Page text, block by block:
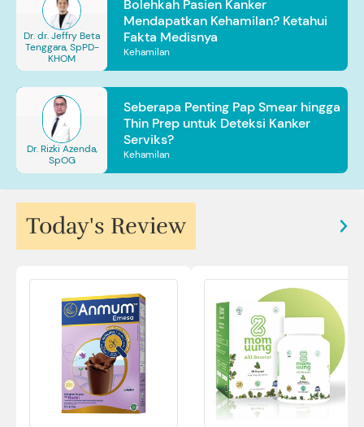
Dr. dr. Jeffry Beta
Tenggara, SpPD-
KHOM
Bolehkah Pasien Kanker
Mendapatkan Kehamilan? Ketahui
Fakta Medisnya
Kehamilan
Dr. Rizki Azenda,
SpOG
Seberapa Penting Pap Smear hingga
Thin Prep untuk Deteksi Kanker
Serviks?
Kehamilan
Today's Review